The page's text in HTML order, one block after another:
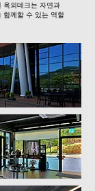
옥외데크는 자연과
함께할 수 있는 역할